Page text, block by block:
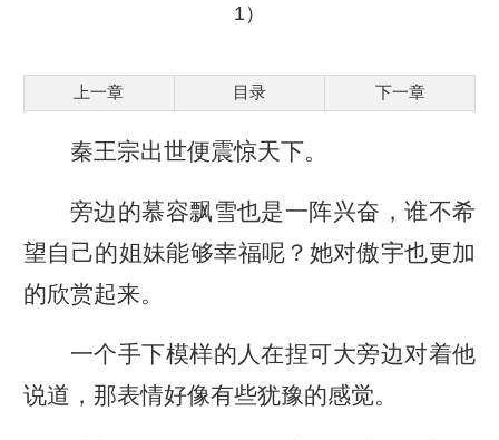
1）
上一章 目录 下一章
秦王宗出世便震惊天下。
旁边的慕容飘雪也是一阵兴奋，谁不希
望自己的姐妹能够幸福呢？她对傲宇也更加
的欣赏起来。
一个手下模样的人在捏可大旁边对着他
说道，那表情好像有些犹豫的感觉。